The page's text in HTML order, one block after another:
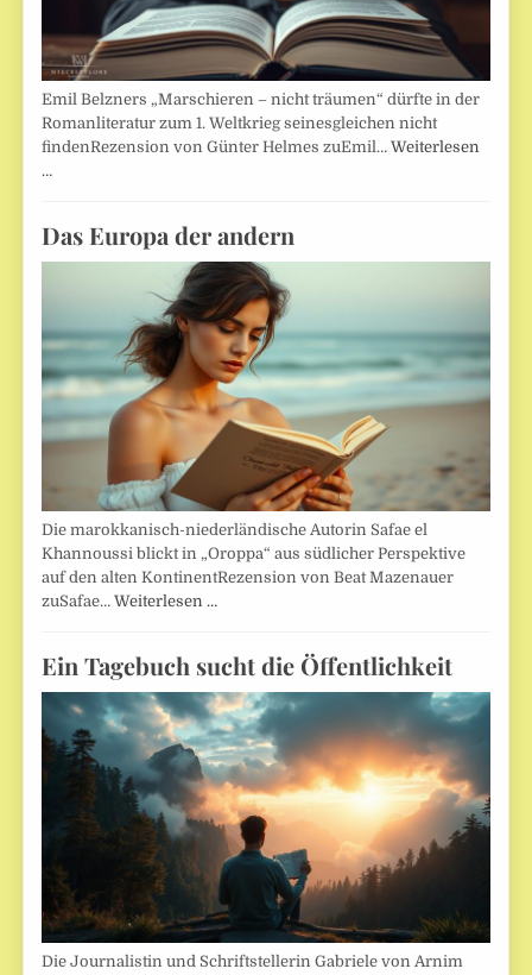
Emil Belzners „Marschieren – nicht träumen“ dürfte in der
Romanliteratur zum 1. Weltkrieg seinesgleichen nicht
findenRezension von Günter Helmes zuEmil…Weiterlesen
…
Das Europa der andern
Die marokkanisch-niederländische Autorin Safae el
Khannoussi blickt in „Oroppa“ aus südlicher Perspektive
auf den alten KontinentRezension von Beat Mazenauer
zuSafae…Weiterlesen …
Ein Tagebuch sucht die Öffentlichkeit
Die Journalistin und Schriftstellerin Gabriele von Arnim